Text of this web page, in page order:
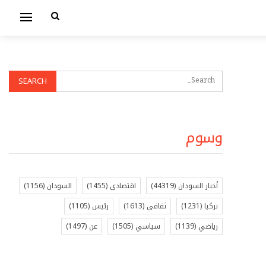
وسوم
أخبار السودان (44319) اقتصادي (1455) السودان (1156)
تركيا (1231) ثقافي (1613) رئيس (1105)
رياضي (1139) سياسي (1505) عن (1497)